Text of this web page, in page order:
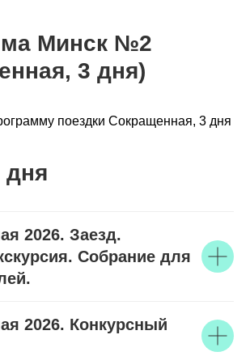
Минск №2
3 дня)
поездки Сокращенная, 3 дня
дня
2026. Заезд.
Собрание для
2026. Конкурсный